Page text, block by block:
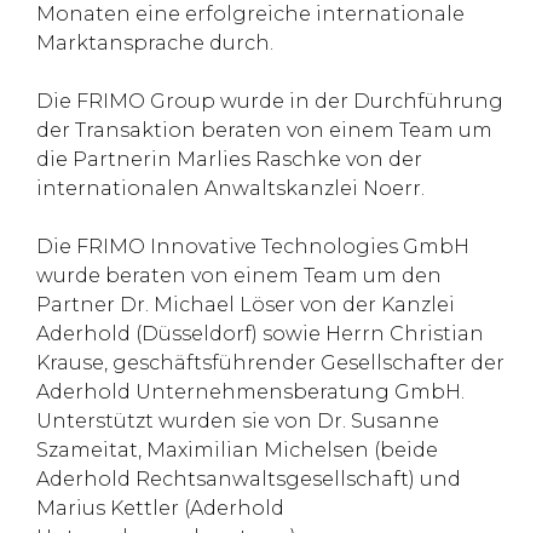
Monaten eine erfolgreiche internationale
Marktansprache durch.
Die FRIMO Group wurde in der Durchführung
der Transaktion beraten von einem Team um
die Partnerin Marlies Raschke von der
internationalen Anwaltskanzlei Noerr.
Die FRIMO Innovative Technologies GmbH
wurde beraten von einem Team um den
Partner Dr. Michael Löser von der Kanzlei
Aderhold (Düsseldorf) sowie Herrn Christian
Krause, geschäftsführender Gesellschafter der
Aderhold Unternehmensberatung GmbH.
Unterstützt wurden sie von Dr. Susanne
Szameitat, Maximilian Michelsen (beide
Aderhold Rechtsanwaltsgesellschaft) und
Marius Kettler (Aderhold